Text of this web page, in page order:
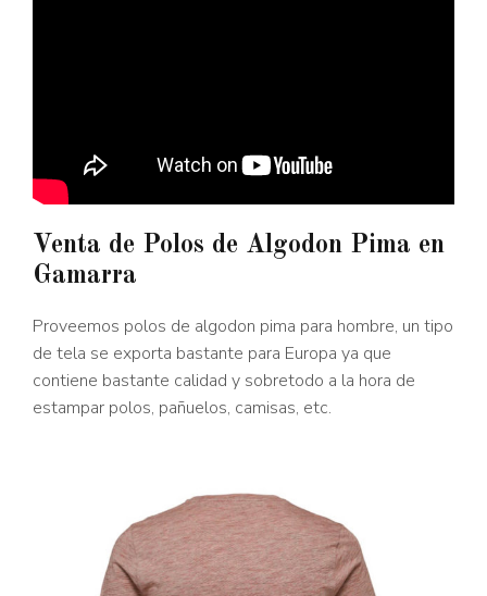
Venta de Polos de Algodon Pima en
Gamarra
Proveemos polos de algodon pima para hombre, un tipo
de tela se exporta bastante para Europa ya que
contiene bastante calidad y sobretodo a la hora de
estampar polos, pañuelos, camisas, etc.